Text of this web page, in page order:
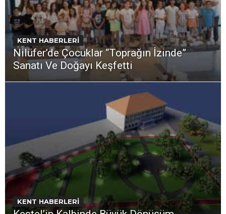
KENT HABERLERİ
Nilüfer’de Çocuklar “Toprağın İzinde”
Sanatı Ve Doğayı Keşfetti
KENT HABERLERİ